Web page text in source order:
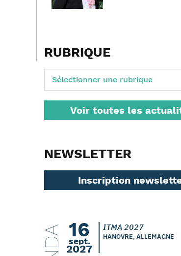
RUBRIQUE
Sélectionner une rubrique
Voir toutes les
NEWSLETTER
Inscription
16
sept.
2027
ITMA 2027
HANOVRE, ALLEMAGNE